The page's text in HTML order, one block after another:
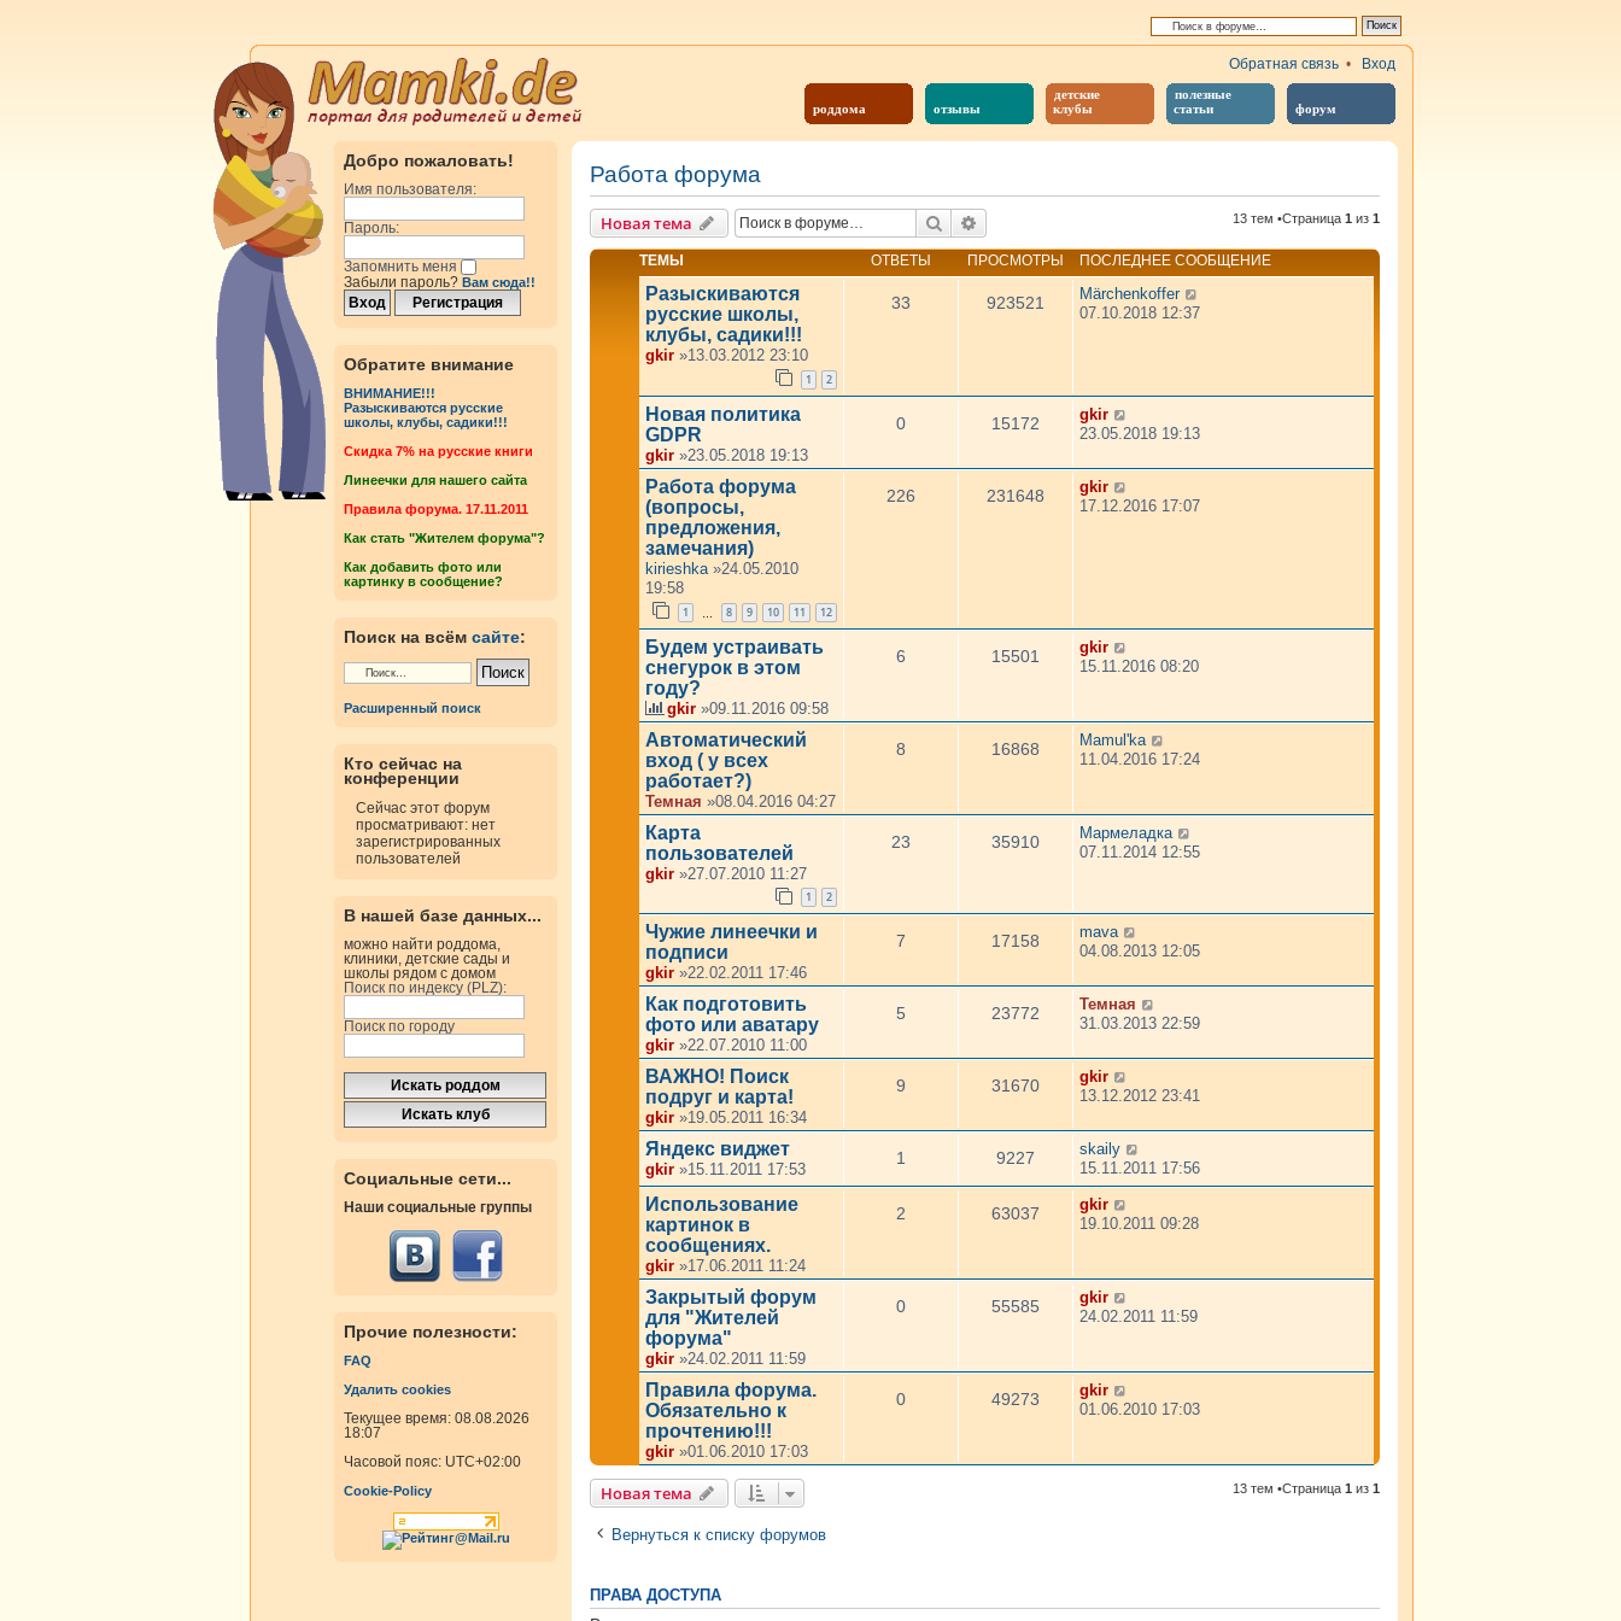
роддома отзывы
детские
клубы
полезные
статьи
форум
Обратная связь • Вход
Добро пожаловать!
Имя пользователя:
Пароль:
Запомнить меня
Забыли пароль? Вам сюда!!
Обратите внимание
ВНИМАНИЕ!!!
Разыскиваются русские
школы, клубы, садики!!!
Cкидка 7% на русские книги
Линеечки для нашего сайта
Правила форума. 17.11.2011
Как стать "Жителем форума"?
Как добавить фото или
картинку в сообщение?
Поиск на всём сайте:
Расширенный поиск
Кто сейчас на
конференции
Сейчас этот форум
просматривают: нет
зарегистрированных
пользователей
В нашей базе данных...
можно найти роддома,
клиники, детские сады и
школы рядом с домом
Поиск по индексу (PLZ):
Поиск по городу
Социальные сети...
Наши социальные группы
Прочие полезности:
FAQ
Удалить cookies
Текущее время: 08.08.2026
18:07
Часовой пояс: UTC+02:00
Cookie-Policy
Работа форума
Новая тема Поиск 13 тем •Страница 1 из 1
ТЕМЫ ОТВЕТЫ ПРОСМОТРЫ ПОСЛЕДНЕЕ СООБЩЕНИЕ
Разыскиваются
русские школы,
клубы, садики!!!
gkir »13.03.2012 23:10
1 2
33 923521
Märchenkoffer
07.10.2018 12:37
Новая политика
GDPR
gkir »23.05.2018 19:13
0 15172
gkir
23.05.2018 19:13
Работа форума
(вопросы,
предложения,
замечания)
kirieshka »24.05.2010
19:58
1 8 9 10 11 12
226 231648
gkir
17.12.2016 17:07
Будем устраивать
снегурок в этом
году?
gkir »09.11.2016 09:58
6 15501
gkir
15.11.2016 08:20
Автоматический
вход ( у всех
работает?)
Темная »08.04.2016 04:27
8 16868
Mamul'ka
11.04.2016 17:24
Карта
пользователей
gkir »27.07.2010 11:27
1 2
23 35910
Мармеладка
07.11.2014 12:55
Чужие линеечки и
подписи
gkir »22.02.2011 17:46
7 17158
mava
04.08.2013 12:05
Как подготовить
фото или аватару
gkir »22.07.2010 11:00
5 23772
Темная
31.03.2013 22:59
ВАЖНО! Поиск
подруг и карта!
gkir »19.05.2011 16:34
9 31670
gkir
13.12.2012 23:41
Яндекс виджет
gkir »15.11.2011 17:53
1 9227
skaily
15.11.2011 17:56
Использование
картинок в
сообщениях.
gkir »17.06.2011 11:24
2 63037
gkir
19.10.2011 09:28
Закрытый форум
для "Жителей
форума"
gkir »24.02.2011 11:59
0 55585
gkir
24.02.2011 11:59
Правила форума.
Обязательно к
прочтению!!!
gkir »01.06.2010 17:03
0 49273
gkir
01.06.2010 17:03
Новая тема 13 тем •Страница 1 из 1
Вернуться к списку форумов
ПРАВА ДОСТУПА